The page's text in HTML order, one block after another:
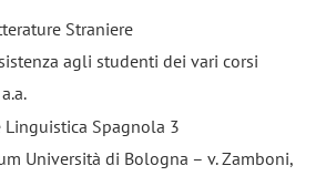
Straniere
agli studenti dei vari corsi
Linguistica Spagnola 3
Università di Bologna – v. Zamboni,